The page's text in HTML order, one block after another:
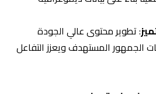
في التسويق الالكتروني تدرك
بشكل مستمر. لذا، يجب أن تتضمن